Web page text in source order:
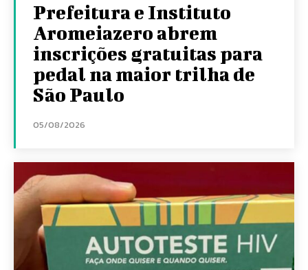
Prefeitura e Instituto
Aromeiazero abrem
inscrições gratuitas para
pedal na maior trilha de
São Paulo
05/08/2026